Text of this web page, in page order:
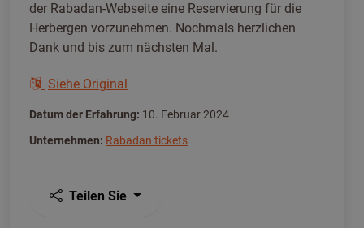
der Rabadan-Webseite eine Reservierung für die
Herbergen vorzunehmen. Nochmals herzlichen
Dank und bis zum nächsten Mal.
Siehe Original
Datum der Erfahrung: 10. Februar 2024
Unternehmen: Rabadan tickets
Teilen Sie